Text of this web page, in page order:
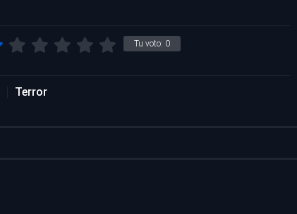
Tu voto: 0
Terror